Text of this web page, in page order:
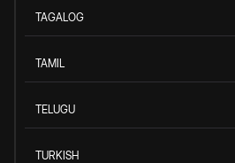
TAGALOG
TAMIL
TELUGU
TURKISH